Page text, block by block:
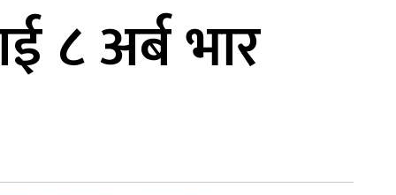
८ अर्ब भार